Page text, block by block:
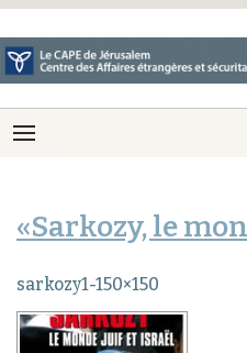
«Sarkozy, le
sarkozy1-150×150